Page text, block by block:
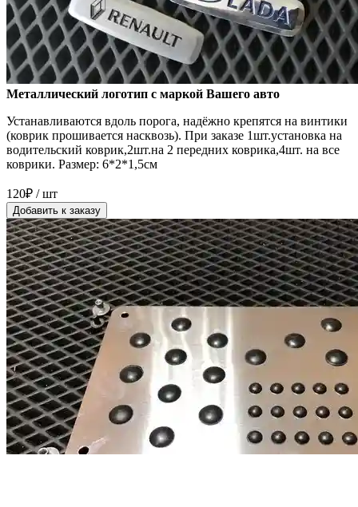
Металлический логотип с маркой Вашего авто
Устанавливаются вдоль порога, надёжно крепятся на винтики
(коврик прошивается насквозь). При заказе 1шт.установка на
водительский коврик,2шт.на 2 передних коврика,4шт. на все
коврики. Размер: 6*2*1,5см
120₽ / шт
Добавить к заказу